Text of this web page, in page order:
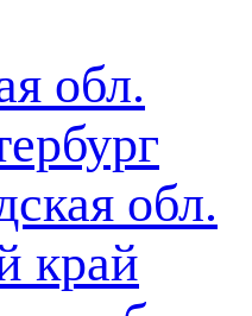
обл.
обл.
край